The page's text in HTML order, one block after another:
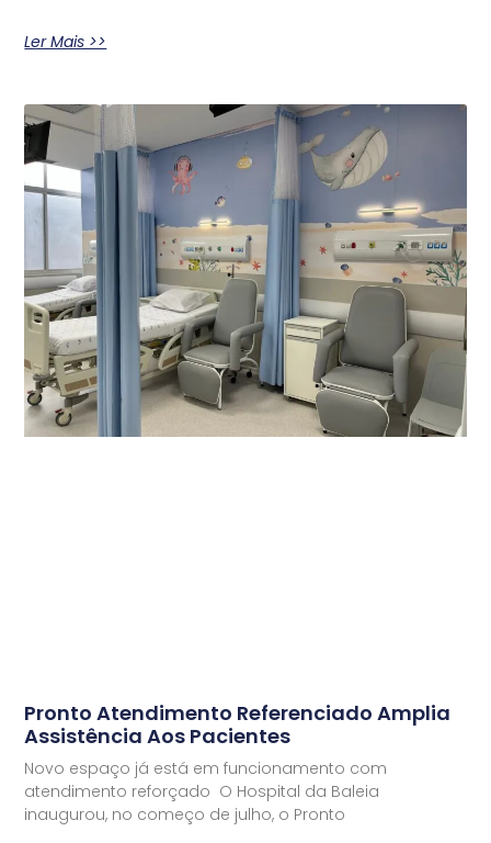
Ler Mais >>
Pronto Atendimento Referenciado Amplia
Assistência Aos Pacientes
Novo espaço já está em funcionamento com
atendimento reforçado O Hospital da Baleia
inaugurou, no começo de julho, o Pronto